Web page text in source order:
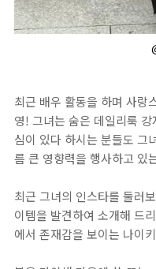
최근 배우 활동을 하며 사랑
영! 그녀는 숨은 데일리룩
심이 있다 하시는 분들도 그
름 큰 영향력을 행사하고 있
최근 그녀의 인스타를 둘러
이템을 발견하여 소개해 드
에서 존재감을 보이는 나이